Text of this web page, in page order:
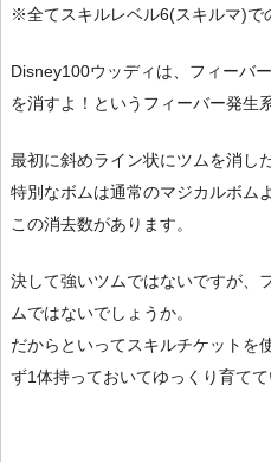
※全てスキルレベル6(スキルマ)で
Disney100ウッディは、フィーバ
を消すよ！というフィーバー発生
最初に斜めライン状にツムを消し
特別なボムは通常のマジカルボム
この消去数があります。
決して強いツムではないですが、
ムではないでしょうか。
だからといってスキルチケットを
ず1体持っておいてゆっくり育てて